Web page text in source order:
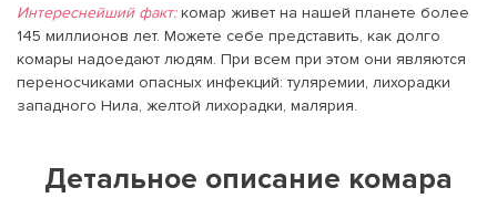
Интереснейший факт:комар живет на нашей планете более
145 миллионов лет. Можете себе представить, как долго
комары надоедают людям. При всем при этом они являются
переносчиками опасных инфекций: туляремии, лихорадки
западного Нила, желтой лихорадки, малярия.
Детальное описание комара